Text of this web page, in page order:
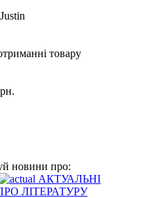
товару
новини про:
АКТУАЛЬНІ
ЛІТЕРАТУРУ